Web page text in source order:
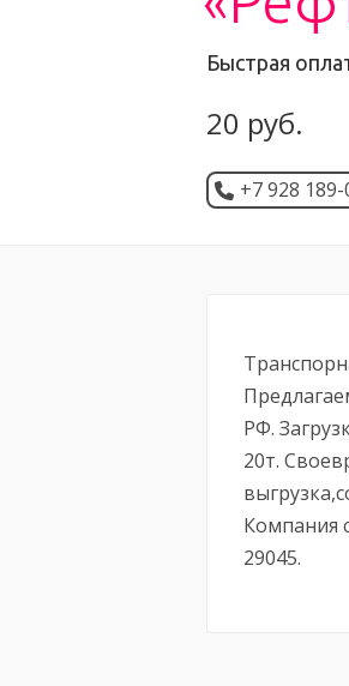
Быстрая
20 руб.
+7 928
РФ.
20т.
Компания
29045.